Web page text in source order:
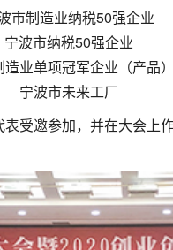
市制造业纳税50强企业
宁波市纳税50强企业
业单项冠军企业（产品）
宁波市未来工厂
受邀参加，并在大会上